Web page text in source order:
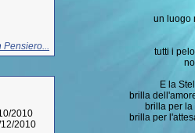
Pensiero...
2010
12/2010
un luogo
tutti i
E la
brilla
brilla per la
brilla per